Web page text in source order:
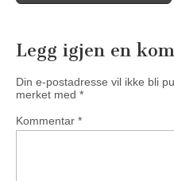
Legg igjen en
Din e-postadresse vil ikke bli
merket med *
Kommentar *